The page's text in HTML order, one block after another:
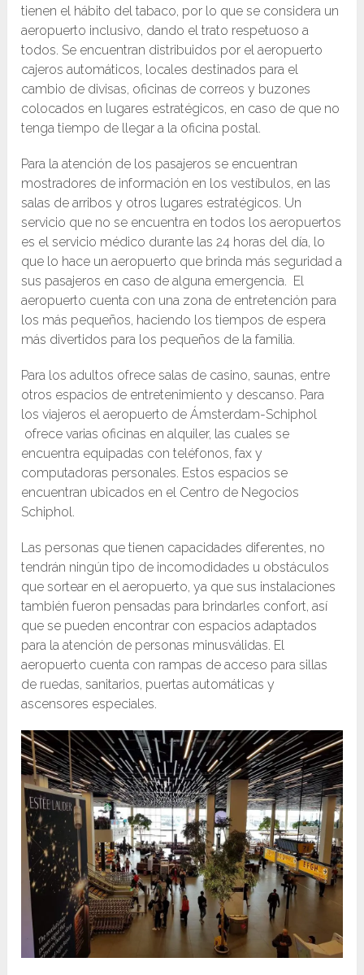
tienen el hábito del tabaco, por lo que se considera un
aeropuerto inclusivo, dando el trato respetuoso a
todos. Se encuentran distribuidos por el aeropuerto
cajeros automáticos, locales destinados para el
cambio de divisas, oficinas de correos y buzones
colocados en lugares estratégicos, en caso de que no
tenga tiempo de llegar a la oficina postal.
Para la atención de los pasajeros se encuentran
mostradores de información en los vestíbulos, en las
salas de arribos y otros lugares estratégicos. Un
servicio que no se encuentra en todos los aeropuertos
es el servicio médico durante las 24 horas del día, lo
que lo hace un aeropuerto que brinda más seguridad a
sus pasajeros en caso de alguna emergencia. El
aeropuerto cuenta con una zona de entretención para
los más pequeños, haciendo los tiempos de espera
más divertidos para los pequeños de la familia.
Para los adultos ofrece salas de casino, saunas, entre
otros espacios de entretenimiento y descanso. Para
los viajeros el aeropuerto de Ámsterdam-Schiphol
ofrece varias oficinas en alquiler, las cuales se
encuentra equipadas con teléfonos, fax y
computadoras personales. Estos espacios se
encuentran ubicados en el Centro de Negocios
Schiphol.
Las personas que tienen capacidades diferentes, no
tendrán ningún tipo de incomodidades u obstáculos
que sortear en el aeropuerto, ya que sus instalaciones
también fueron pensadas para brindarles confort, así
que se pueden encontrar con espacios adaptados
para la atención de personas minusválidas. El
aeropuerto cuenta con rampas de acceso para sillas
de ruedas, sanitarios, puertas automáticas y
ascensores especiales.